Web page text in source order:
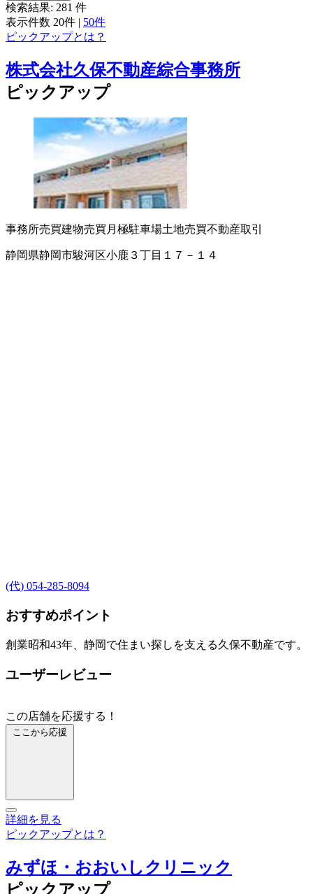
検索結果: 281 件
表示件数 20件 | 50件
ピックアップとは？
株式会社久保不動産綜合事務所
ピックアップ
事務所売買建物売買 月極駐車場土地売買不動産取引
静岡県静岡市駿河区小鹿３丁目１７－１４
(代) 054-285-8094
おすすめポイント
創業昭和43年、静岡で住まい探しを支える久保不動産です。
ユーザーレビュー
この店舗を応援する！
ここから応援
詳細を見る
ピックアップとは？
みずほ・おおいしクリニック
ピックアップ